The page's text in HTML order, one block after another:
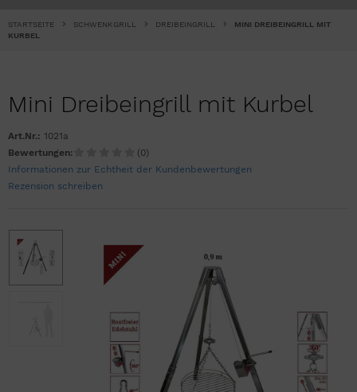
STARTSEITE SCHWENKGRILL DREIBEINGRILL
MINI DREIBEINGRILL MIT
KURBEL
Mini Dreibeingrill mit Kurbel
Art.Nr.: 1021a
Bewertungen:
(0)
Informationen zur Echtheit der Kundenbewertungen
Rezension schreiben